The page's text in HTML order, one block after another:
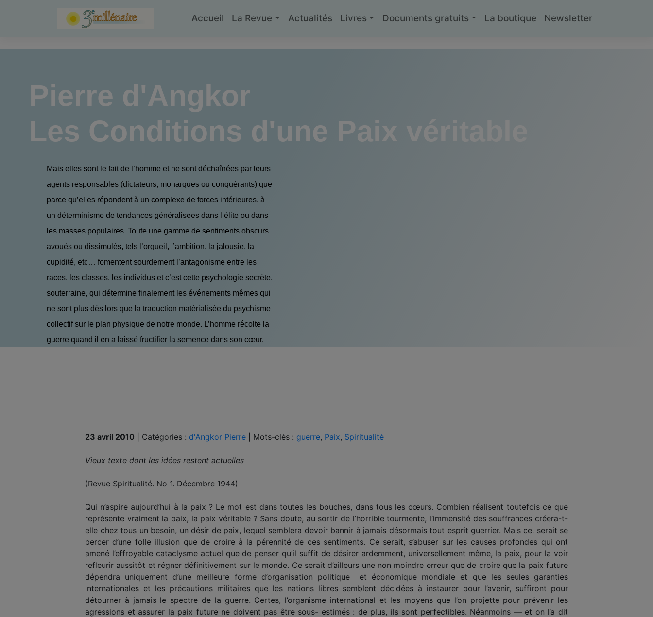
Accueil La Revue Actualités Livres Documents gratuits La boutique Newsletter
Pierre d'Angkor
Les Conditions d'une Paix véritable
Mais elles sont le fait de l’homme et ne sont déchaînées par leurs
agents responsables (dictateurs, monarques ou conquérants) que
parce qu’elles répondent à un complexe de forces intérieures, à
un déterminisme de tendances généralisées dans l’élite ou dans
les masses populaires. Toute une gamme de sentiments obscurs,
avoués ou dissimulés, tels l’orgueil, l’ambition, la jalousie, la
cupidité, etc… fomentent sourdement l’antagonisme entre les
races, les classes, les individus et c’est cette psychologie secrète,
souterraine, qui détermine finalement les événements mêmes qui
ne sont plus dès lors que la traduction matérialisée du psychisme
collectif sur le plan physique de notre monde. L’homme récolte la
guerre quand il en a laissé fructifier la semence dans son cœur.
23 avril 2010 Catégories : d'Angkor Pierre Mots-clés : guerre, Paix, Spiritualité
Vieux texte dont les idées restent actuelles
(Revue Spiritualité. No 1. Décembre 1944)
Qui n’aspire aujourd’hui à la paix ? Le mot est dans toutes les bouches, dans tous les cœurs. Combien réalisent toutefois ce que
représente vraiment la paix, la paix véritable ? Sans doute, au sortir de l’horrible tourmente, l’immensité des souffrances créera-t-
elle chez tous un besoin, un désir de paix, lequel semblera devoir bannir à jamais désormais tout esprit guerrier. Mais ce, serait se
bercer d’une folle illusion que de croire à la pérennité de ces sentiments. Ce serait, s’abuser sur les causes profondes qui ont
amené l’effroyable cataclysme actuel que de penser qu’il suffit de désirer ardemment, universellement même, la paix, pour la voir
refleurir aussitôt et régner définitivement sur le monde. Ce serait d’ailleurs une non moindre erreur que de croire que la paix future
dépendra uniquement d’une meilleure forme d’organisation politique et économique mondiale et que les seules garanties
internationales et les précautions militaires que les nations libres semblent décidées à instaurer pour l’avenir, suffiront pour
détourner à jamais le spectre de la guerre. Certes, l’organisme international et les moyens que l’on projette pour prévenir les
agressions et assurer la paix future ne doivent pas être sous- estimés : de plus, ils sont perfectibles. Néanmoins — et on l’a dit